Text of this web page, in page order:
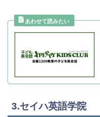
3.セイハ英語学院